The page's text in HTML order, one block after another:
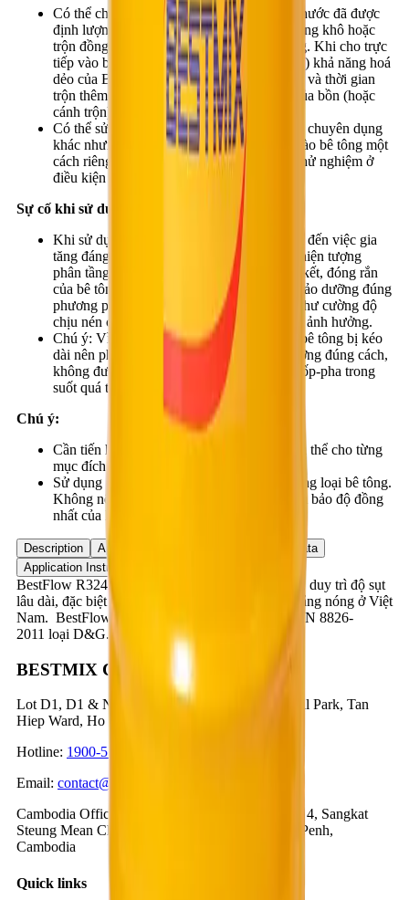
Có thể cho BestFlow R324B trực tiếp vào nước đã được
định lượng trước khi cho vào hỗn hợp bê tông khô hoặc
trộn đồng thời với nước khi cho vào bê tông. Khi cho trực
tiếp vào bê tông ướt (đã trộn trước với nước) khả năng hoá
dẻo của BestFlow R324B sẽ tăng cao rõ rệt và thời gian
trộn thêm tối thiểu phải đạt 80 vòng quay của bồn (hoặc
cánh trộn).
Có thể sử dụng kết hợp với các loại phụ gia chuyên dụng
khác nhưng phải được định lượng và cho vào bê tông một
cách riêng lẻ cho từng loại. Cần tiến hành thử nghiệm ở
điều kiện thực tế trước khi sử dụng.
Sự cố khi sử dụng quá liều:
Khi sử dụng quá liều lượng cần thiết sẽ dẫn đến việc gia
tăng đáng kể độ linh động (có thể dẫn đến hiện tượng
phân tầng) và có thể kéo dài thời gian ninh kết, đóng rắn
của bê tông. Tuy nhiên, nếu bê tông được bảo dưỡng đúng
phương pháp thì các tính năng cơ lý cũng như cường độ
chịu nén cuối cùng của bê tông sẽ không bị ảnh hưởng.
Chú ý: Vì thời gian ninh kết, đóng rắn của bê tông bị kéo
dài nên phải đảm bảo bê tông được bảo dưỡng đúng cách,
không được làm chấn động cốt thép hoặc cốp-pha trong
suốt quá trình bê tông chưa đóng rắn.
Chú ý:
Cần tiến hành thử nghiệm trước cấp phối cụ thể cho từng
mục đích sử dụng.
Sử dụng các loại máy trộn thích hợp cho từng loại bê tông.
Không nên trộn bê tông bằng tay nhằm đảm bảo độ đồng
nhất của hỗn hợp.
Description Application
Product Data
Application Instruction
BestFlow R324B là phụ gia siêu hóa dẻo tầm cao, duy trì độ sụt
lâu dài, đặc biệt thích hợp với điều kiện khí hậu nắng nóng ở Việt
Nam. BestFlow R324B phù hợp tiêu chuẩn TCVN 8826-
2011 loại D&G.
BESTMIX CORPORATION
Lot D1, D1 & N3 Road, Nam Tan Uyen Industrial Park, Tan
Hiep Ward, Ho Chi Minh City, Vietnam
Hotline: 1900-57-1234
Email: contact@bestmix.vn
Cambodia Office
No. 1K, Street 371, Phum Trea 4, Sangkat
Steung Mean Chey 3, Khan Mean Chey, Phnom Penh,
Cambodia
Quick links